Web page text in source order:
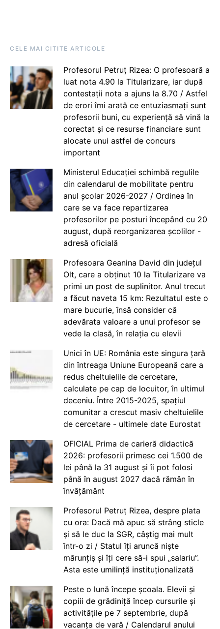
CELE MAI CITITE ARTICOLE
Profesorul Petruț Rizea: O profesoară a
luat nota 4.90 la Titularizare, iar după
contestații nota a ajuns la 8.70 / Astfel
de erori îmi arată ce entuziasmați sunt
profesorii buni, cu experiență să vină la
corectat și ce resurse financiare sunt
alocate unui astfel de concurs
important
Ministerul Educației schimbă regulile
din calendarul de mobilitate pentru
anul școlar 2026-2027 / Ordinea în
care se va face repartizarea
profesorilor pe posturi începând cu 20
august, după reorganizarea școlilor -
adresă oficială
Profesoara Geanina David din județul
Olt, care a obținut 10 la Titularizare va
primi un post de suplinitor. Anul trecut
a făcut naveta 15 km: Rezultatul este o
mare bucurie, însă consider că
adevărata valoare a unui profesor se
vede la clasă, în relația cu elevii
Unici în UE: România este singura țară
din întreaga Uniune Europeană care a
redus cheltuielile de cercetare,
calculate pe cap de locuitor, în ultimul
deceniu. Între 2015-2025, spațiul
comunitar a crescut masiv cheltuielile
de cercetare - ultimele date Eurostat
OFICIAL Prima de carieră didactică
2026: profesorii primesc cei 1.500 de
lei până la 31 august și îi pot folosi
până în august 2027 dacă rămân în
învățământ
Profesorul Petruț Rizea, despre plata
cu ora: Dacă mă apuc să strâng sticle
și să le duc la SGR, câștig mai mult
într-o zi / Statul îți aruncă niște
mărunțiș și îți cere să-i spui „salariu”.
Asta este umilință instituționalizată
Peste o lună începe școala. Elevii și
copiii de grădiniță încep cursurile și
activitățile pe 7 septembrie, după
vacanța de vară / Calendarul anului